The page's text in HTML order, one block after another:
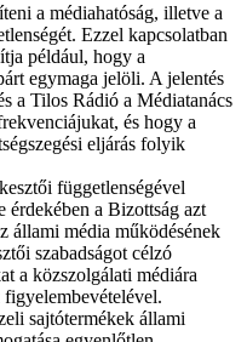
a médiahatóság, illetve a
Ezzel kapcsolatban
például, hogy a
egymaga jelöli. A jelentés
a Tilos Rádió a Médiatanács
és hogy a
eljárás folyik
függetlenségével
érdekében a Bizottság azt
állami média működésének
szabadságot célzó
a közszolgálati médiára
figyelembevételével.
sajtótermékek állami